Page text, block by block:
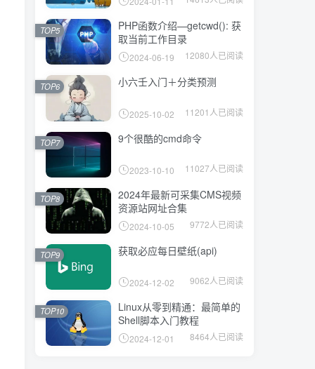
PHP函数介绍—getcwd(): 获
取当前工作目录
2024-06-19 12080人已阅读
TOP5
小六壬入门＋分类预测
2025-10-02 11201人已阅读
TOP6
9个很酷的cmd命令
2023-10-10 11027人已阅读
TOP7
2024年最新可采集CMS视频
资源站网址合集
2024-10-05 9772人已阅读
TOP8
获取必应每日壁纸(api)
2024-12-02 9062人已阅读
TOP9
Linux从零到精通：最简单的
Shell脚本入门教程
2024-12-01 8464人已阅读
TOP10